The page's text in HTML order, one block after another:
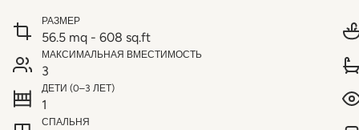
РАЗМЕР
56.5 mq - 608 sq.ft
МАКСИМАЛЬНАЯ ВМЕСТИМОСТЬ
3
ДЕТИ (0–3 ЛЕТ)
1
СПАЛЬНЯ